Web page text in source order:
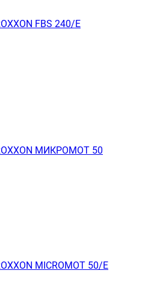
FBS 240/Е
МИКРОМОТ 50
MICROMOT 50/E